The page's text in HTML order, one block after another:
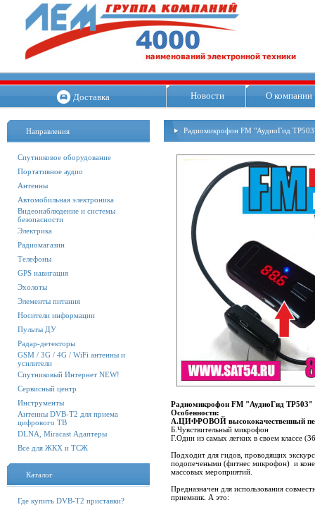
Доставка Новости О компании
Направления
Спутниковое оборудование
Портативное аудио
Антенны
Автомобильная электроника
Видеонаблюдение и системы
безопасности
Электрика
Радиомагазин
Телефоны
GPS навигация
Эхолоты
Элементы питания
Носители информации
Пульты ДУ
Радар-детекторы
GSM / 3G / 4G / WiFi антенны и
усилители
Спутниковый Интернет NEW!
Сервисный центр
Инструменты
Антенны DVB-T2 для приема
цифрового ТВ
DLNA, Miracast Адаптеры
Все для ЖКХ и ТСЖ
Каталог
Где купить DVB-T2 приставки?
Радиомикрофон FM "АудиоГид
Радиомикрофон FM "АудиоГид ТР503"
Особенности:
А.ЦИФРОВОЙ высококачественный
Б.Чувствительный микрофон
Г.Один из самых легких в своем классе
Подходит для гидов, проводящих
подопечеными (фитнес микрофон) и
массовых мероприятий.
Предназначен для использования
приемник. А это: